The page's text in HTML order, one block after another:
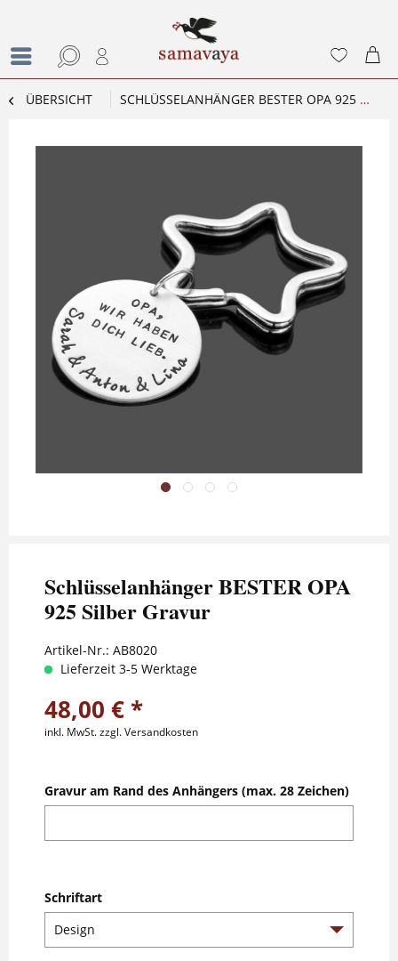
ÜBERSICHT SCHLÜSSELANHÄNGER BESTER OPA 925 SILBER GRAVUR
Schlüsselanhänger BESTER OPA
925 Silber Gravur
Artikel-Nr.: AB8020
Lieferzeit 3-5 Werktage
48,00 € *
inkl. MwSt.zzgl. Versandkosten
Gravur am Rand des Anhängers (max. 28 Zeichen)
Schriftart